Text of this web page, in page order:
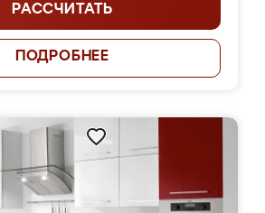
РАССЧИТАТЬ
ПОДРОБНЕЕ